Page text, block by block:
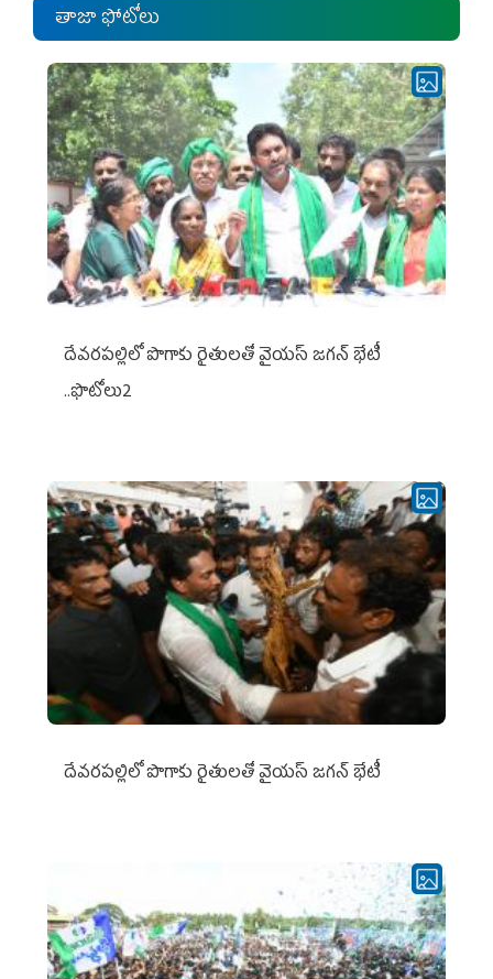
తాజా ఫోటోలు
దేవరపల్లిలో పొగాకు రైతులతో వైయస్ జగన్ భేటీ
..ఫొటోలు2
దేవరపల్లిలో పొగాకు రైతులతో వైయస్ జగన్ భేటీ